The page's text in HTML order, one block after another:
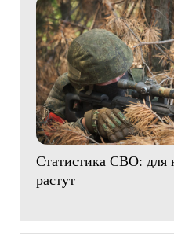
Статистика СВО: для
растут